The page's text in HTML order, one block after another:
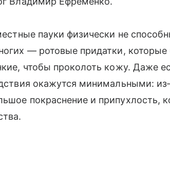
пауки физически не
— ротовые придатки, которые
чтобы проколоть кожу. Даже
окажутся минимальными:
покраснение и припухлость,